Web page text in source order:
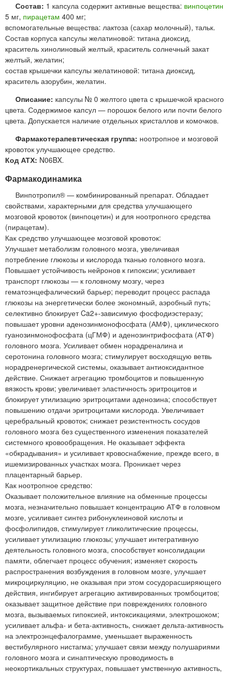
Состав: 1 капсула содержит активные вещества: винпоцетин
5 мг, пирацетам 400 мг;
вспомогательные вещества: лактоза (сахар молочный), тальк.
Состав корпуса капсулы желатиновой: титана диоксид,
краситель хинолиновый желтый, краситель солнечный закат
желтый, желатин;
состав крышечки капсулы желатиновой: титана диоксид,
краситель азорубин, желатин.
Описание: капсулы № 0 желтого цвета с крышечкой красного
цвета. Содержимое капсул — порошок белого или почти белого
цвета. Допускается наличие отдельных кристаллов и комочков.
Фармакотерапевтическая группа: ноотропное и мозговой
кровоток улучшающее средство.
Код АТХ: N06BX.
Фармакодинамика
Винпотропил® — комбинированный препарат. Обладает
свойствами, характерными для средства улучшающего
мозговой кровоток (винпоцетин) и для ноотропного средства
(пирацетам).
Как средство улучшающее мозговой кровоток:
Улучшает метаболизм головного мозга, увеличивая
потребление глюкозы и кислорода тканью головного мозга.
Повышает устойчивость нейронов к гипоксии; усиливает
транспорт глюкозы — к головному мозгу, через
гематоэнцефалический барьер; переводит процесс распада
глюкозы на энергетически более экономный, аэробный путь;
селективно блокирует Ca2+-зависимую фосфодиэстеразу;
повышает уровни аденозинмонофосфата (АМФ), циклического
гуанозинмонофосфата (цГМФ) и аденозинтрифосфата (АТФ)
головного мозга. Усиливает обмен норадреналина и
серотонина головного мозга; стимулирует восходящую ветвь
норадренергической системы, оказывает антиоксидантное
действие. Снижает агрегацию тромбоцитов и повышенную
вязкость крови; увеличивает эластичность эритроцитов и
блокирует утилизацию эритроцитами аденозина; способствует
повышению отдачи эритроцитами кислорода. Увеличивает
церебральный кровоток; снижает резистентность сосудов
головного мозга без существенного изменения показателей
системного кровообращения. Не оказывает эффекта
«обкрадывания» и усиливает кровоснабжение, прежде всего, в
ишемизированных участках мозга. Проникает через
плацентарный барьер.
Как ноотропное средство:
Оказывает положительное влияние на обменные процессы
мозга, незначительно повышает концентрацию АТФ в головном
мозге, усиливает синтез рибонуклеиновой кислоты и
фосфолипидов, стимулирует гликолитические процессы,
усиливает утилизацию глюкозы; улучшает интегративную
деятельность головного мозга, способствует консолидации
памяти, облегчает процесс обучения; изменяет скорость
распространения возбуждения в головном мозге, улучшает
микроциркуляцию, не оказывая при этом сосудорасширяющего
действия, ингибирует агрегацию активированных тромбоцитов;
оказывает защитное действие при повреждениях головного
мозга, вызываемых гипоксией, интоксикациями, электрошоком;
усиливает альфа- и бета-активность, снижает дельта-активность
на электроэнцефалограмме, уменьшает выраженность
вестибулярного нистагма; улучшает связи между полушариями
головного мозга и синаптическую проводимость в
неокортикальных структурах, повышает умственную активность,